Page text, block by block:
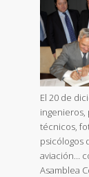
El 20 de
ingenieros,
técnicos,
psicólogos
aviación…
Asamblea